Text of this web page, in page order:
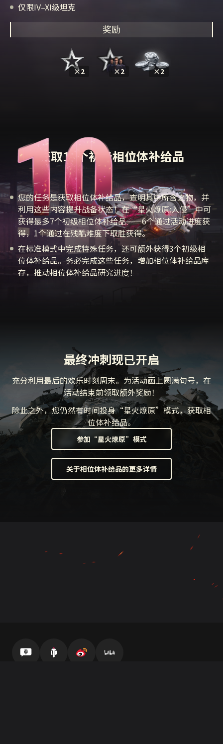
仅限IV–XI级坦克
奖励
×2 ×2 ×2
获取10个初级相位体补给品
您的任务是获取相位体补给品，查明其中所含之物，并
利用这些内容提升战备状态！在“星火燎原:入侵”中可
获得最多7个初级相位体补给品——6个通过活动进度获
得，1个通过在残酷难度下取胜获得。
在标准模式中完成特殊任务，还可额外获得3个初级相
位体补给品。务必完成这些任务，增加相位体补给品库
存，推动相位体补给品研究进度！
最终冲刺现已开启
充分利用最后的欢乐时刻周末。为活动画上圆满句号，在
活动结束前领取额外奖励！
除此之外，您仍然有时间投身“星火燎原”模式，获取相
位体补给品。
参加“星火燎原”模式
关于相位体补给品的更多详情